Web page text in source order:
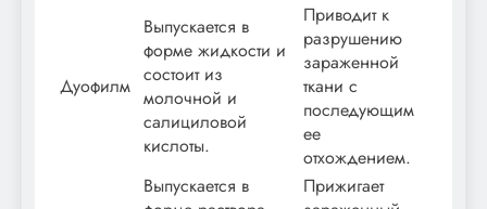
Дуофилм
Выпускается в
форме жидкости и
состоит из
молочной и
салициловой
кислоты.
Приводит к
разрушению
зараженной
ткани с
последующим
ее
отхождением.
Выпускается в
Прижигает